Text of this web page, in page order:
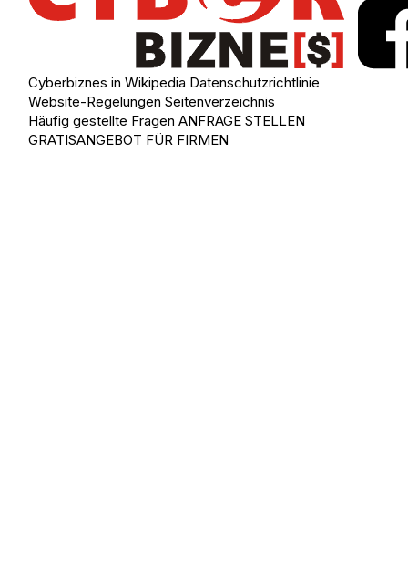
Cyberbiznes in Wikipedia Datenschutzrichtlinie
Website-Regelungen Seitenverzeichnis
Häufig gestellte Fragen ANFRAGE STELLEN
GRATISANGEBOT FÜR FIRMEN